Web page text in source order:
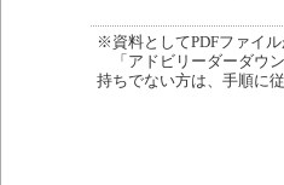
※資料としてPDFファイ
「アドビリーダーダウ
持ちでない方は、手順に